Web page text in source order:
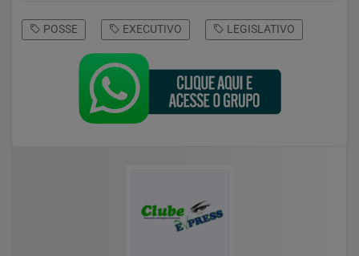
POSSE EXECUTIVO LEGISLATIVO